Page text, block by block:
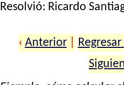
Resolvió: Ricardo
‹ Anterior